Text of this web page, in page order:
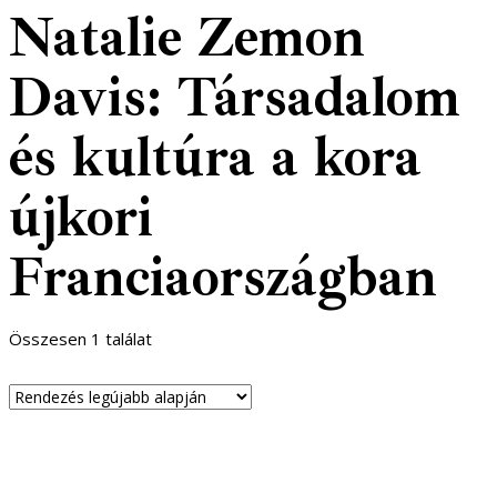
Natalie Zemon
Davis: Társadalom
és kultúra a kora
újkori
Franciaországban
Összesen 1 találat